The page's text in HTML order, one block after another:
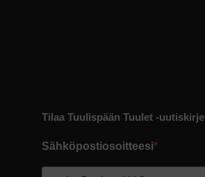
Tilaa Tuulispään Tuulet -uutiskirje
Sähköpostiosoitteesi